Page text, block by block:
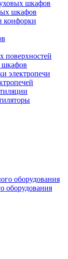
шкафов
шкафов
конфорки
поверхностей
шкафов
электропечи
оборудования